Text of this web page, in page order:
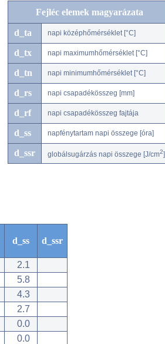
Fejléc elemek magyarázata
d_ta napi középhőmérséklet [°C]
d_tx napi maximumhőmérséklet [°C]
d_tn napi minimumhőmérséklet [°C]
d_rs napi csapadékösszeg [mm]
d_rf napi csapadékösszeg fajtája
d_ss napfénytartam napi összege [óra]
d_ssr globálsugárzás napi összege [J/cm2]
d_ss d_ssr
2.1
5.8
4.3
2.7
0.0
0.0